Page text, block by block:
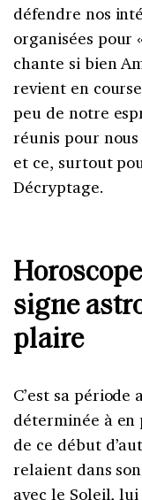
défendre nos
organisées pour
chante si bien
revient en
peu de notre
réunis pour
et ce, surtout
Décryptage.
signe
plaire
C’est sa
déterminée à
de ce début
relaient dans
avec le Soleil,